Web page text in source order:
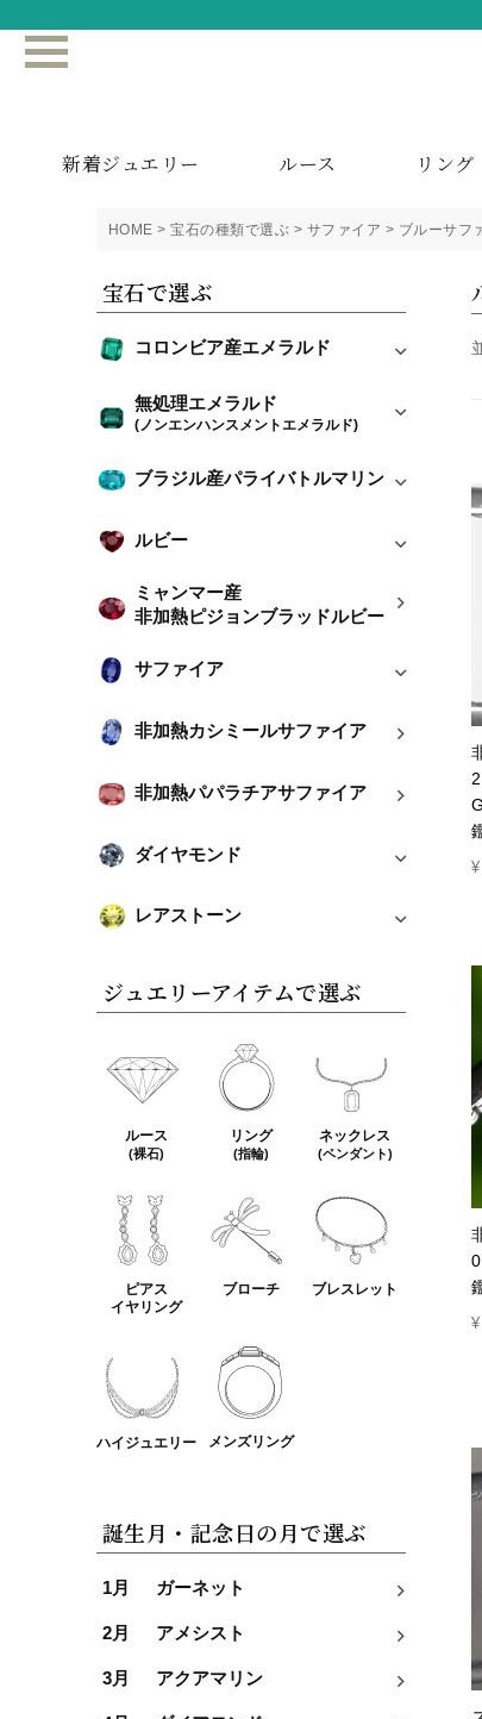
新着ジュエリー ルース リング
HOME 宝石の種類で選ぶ サファイア ブルーサフ
宝石で選ぶ
コロンビア産エメラルド
無処理エメラルド
(ノンエンハンスメントエメラルド)
ブラジル産パライバトルマリン
ルビー
ミャンマー産
非加熱ピジョンブラッドルビー
サファイア
非加熱カシミールサファイア
非加熱パパラチアサファイア
ダイヤモンド
レアストーン
ジュエリーアイテムで選ぶ
ルース
(裸石)
リング
(指輪)
ネックレス
(ペンダント)
ピアス
イヤリング
ブローチ ブレスレット
ハイジュエリー メンズリング
誕生月・記念日の月で選ぶ
1月 ガーネット
2月 アメシスト
3月 アクアマリン
¥
¥